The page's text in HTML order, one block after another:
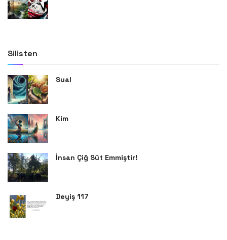
Silisten
Sual
Kim
İnsan Çiğ Süt Emmiştir!
Deyiş 117